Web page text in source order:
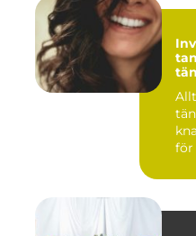
för